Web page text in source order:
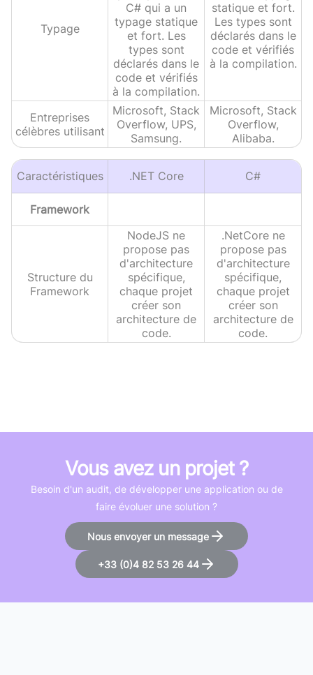
Typage
C# qui a un
typage statique
et fort. Les
types sont
déclarés dans le
code et vérifiés
à la compilation.
statique et fort.
Les types sont
déclarés dans le
code et vérifiés
à la compilation.
Entreprises
célèbres utilisant
Microsoft, Stack
Overflow, UPS,
Samsung.
Microsoft, Stack
Overflow,
Alibaba.
Caractéristiques .NET Core C#
Framework
Structure du
Framework
NodeJS ne
propose pas
d'architecture
spécifique,
chaque projet
créer son
architecture de
code.
.NetCore ne
propose pas
d'architecture
spécifique,
chaque projet
créer son
architecture de
code.
Vous avez un projet ?
Besoin d'un audit, de développer une application ou de
faire évoluer une solution ?
Nous envoyer un message
+33 (0)4 82 53 26 44